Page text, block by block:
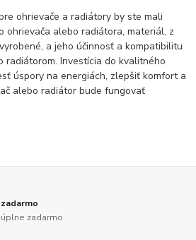
ohrievače a radiátory by ste mali
ohrievača alebo radiátora, materiál, z
a jeho účinnosť a kompatibilitu
radiátorom. Investícia do kvalitného
úspory na energiách, zlepšiť komfort a
alebo radiátor bude fungovať
zadarmo